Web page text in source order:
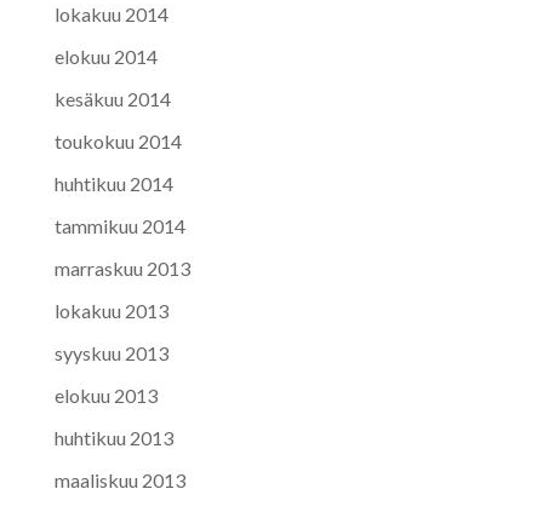
lokakuu 2014
elokuu 2014
kesäkuu 2014
toukokuu 2014
huhtikuu 2014
tammikuu 2014
marraskuu 2013
lokakuu 2013
syyskuu 2013
elokuu 2013
huhtikuu 2013
maaliskuu 2013